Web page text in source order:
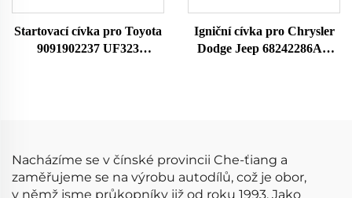
Startovací cívka pro Toyota
9091902237 UF323
Igniční cívka pro Chrysler
Dodge Jeep 68242286AA
Nacházíme se v čínské provincii Che-ťiang a
zaměřujeme se na výrobu autodílů, což je obor,
v němž jsme průkopníky již od roku 1993. Jako